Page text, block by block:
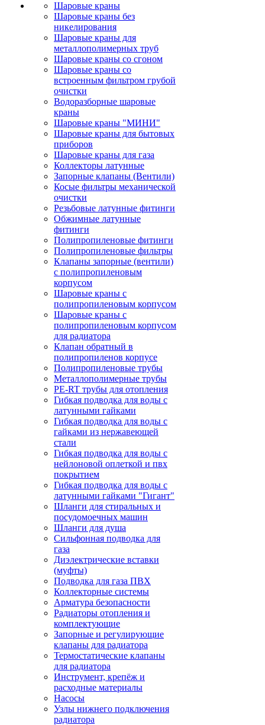
Шаровые краны
Шаровые краны без
никелирования
Шаровые краны для
металлополимерных труб
Шаровые краны со сгоном
Шаровые краны со
встроенным фильтром грубой
очистки
Водоразборные шаровые
краны
Шаровые краны "МИНИ"
Шаровые краны для бытовых
приборов
Шаровые краны для газа
Коллекторы латунные
Запорные клапаны (Вентили)
Косые фильтры механической
очистки
Резьбовые латунные фитинги
Обжимные латунные
фитинги
Полипропиленовые фитинги
Полипропиленовые фильтры
Клапаны запорные (вентили)
с полипропиленовым
корпусом
Шаровые краны с
полипропиленовым корпусом
Шаровые краны с
полипропиленовым корпусом
для радиатора
Клапан обратный в
полипропиленов корпусе
Полипропиленовые трубы
Металлополимерные трубы
PE-RT трубы для отопления
Гибкая подводка для воды с
латунными гайками
Гибкая подводка для воды с
гайками из нержавеющей
стали
Гибкая подводка для воды с
нейлоновой оплеткой и пвх
покрытием
Гибкая подводка для воды с
латунными гайками "Гигант"
Шланги для стиральных и
посудомоечных машин
Шланги для душа
Сильфонная подводка для
газа
Диэлектрические вставки
(муфты)
Подводка для газа ПВХ
Коллекторные системы
Арматура безопасности
Радиаторы отопления и
комплектующие
Запорные и регулирующие
клапаны для радиатора
Термостатические клапаны
для радиатора
Инструмент, крепёж и
расходные материалы
Насосы
Узлы нижнего подключения
радиатора